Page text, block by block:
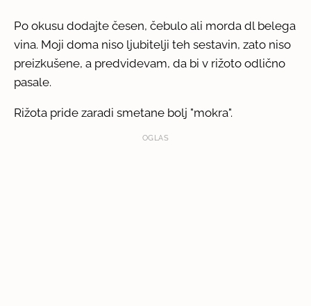
Po okusu dodajte česen, čebulo ali morda dl belega
vina. Moji doma niso ljubitelji teh sestavin, zato niso
preizkušene, a predvidevam, da bi v rižoto odlično
pasale.
Rižota pride zaradi smetane bolj "mokra".
OGLAS